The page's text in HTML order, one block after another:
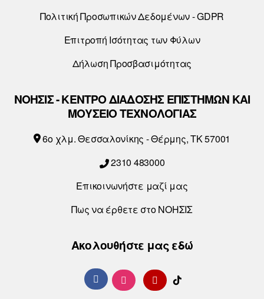
Πολιτική Προσωπικών Δεδομένων - GDPR
Επιτροπή Ισότητας των Φύλων
Δήλωση Προσβασιμότητας
ΝΟΗΣΙΣ - ΚΕΝΤΡΟ ΔΙΑΔΟΣΗΣ ΕΠΙΣΤΗΜΩΝ ΚΑΙ
ΜΟΥΣΕΙΟ ΤΕΧΝΟΛΟΓΙΑΣ
6o χλμ. Θεσσαλονίκης - Θέρμης, ΤΚ 57001
2310 483000
Επικοινωνήστε μαζί μας
Πως να έρθετε στο ΝΟΗΣΙΣ
Ακολουθήστε μας εδώ